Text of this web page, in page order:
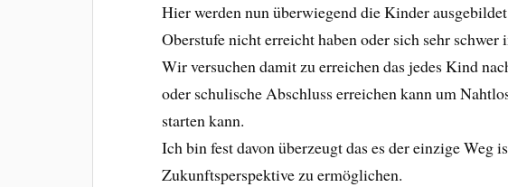
Hier werden nun überwiegend die Kinder
Oberstufe nicht erreicht haben oder sich sehr
Wir versuchen damit zu erreichen das jedes Kind
oder schulische Abschluss erreichen kann um
starten kann.
Ich bin fest davon überzeugt das es der einzige Weg
Zukunftsperspektive zu ermöglichen.